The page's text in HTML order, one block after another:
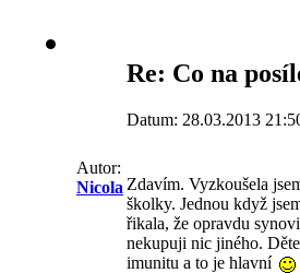
Autor:
Nicola
Re: Co na
Datum: 28.03.2013
Zdavím. Vyzkoušela
školky. Jednou když
řikala, že opravdu
nekupuji nic jiného.
imunitu a to je hlavní